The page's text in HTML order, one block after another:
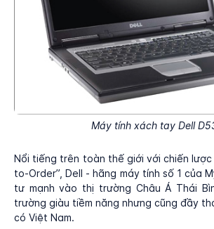
Máy tính xách tay Dell
Nổi tiếng trên toàn thế giới với chiến lược
to-Order”, Dell - hãng máy tính số 1 của
tư mạnh vào thị trường Châu Á Thái
trường giàu tiềm năng nhưng cũng đầy
có Việt Nam.